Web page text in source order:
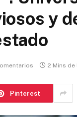
y
2 Mins
Pinterest